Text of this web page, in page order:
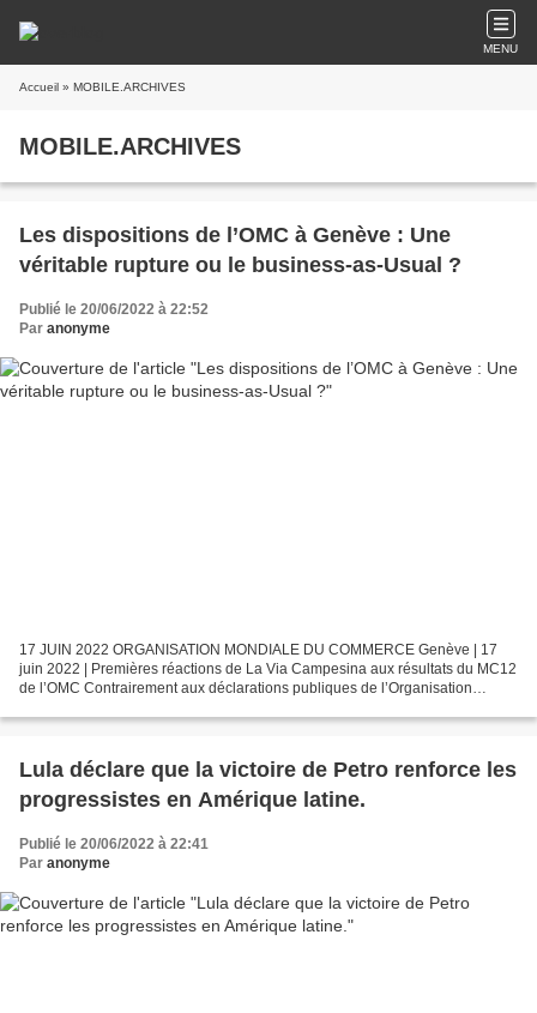
MENU
Accueil » MOBILE.ARCHIVES
MOBILE.ARCHIVES
Les dispositions de l’OMC à Genève : Une
véritable rupture ou le business-as-Usual ?
Publié le 20/06/2022 à 22:52
Par anonyme
17 JUIN 2022 ORGANISATION MONDIALE DU COMMERCE Genève | 17
juin 2022 | Premières réactions de La Via Campesina aux résultats du MC12
de l’OMC Contrairement aux déclarations publiques de l’Organisation
Lula déclare que la victoire de Petro renforce les
progressistes en Amérique latine.
Publié le 20/06/2022 à 22:41
Par anonyme